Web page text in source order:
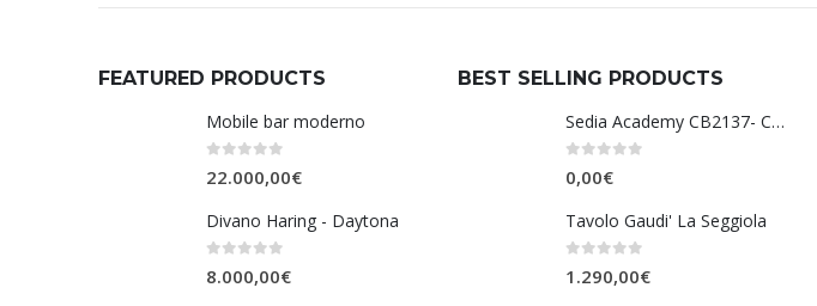
FEATURED PRODUCTS
Mobile bar moderno
22.000,00€
Divano Haring - Daytona
8.000,00€
BEST SELLING PRODUCTS
Sedia Academy CB2137- Connubia
0,00€
Tavolo Gaudi' La Seggiola
1.290,00€